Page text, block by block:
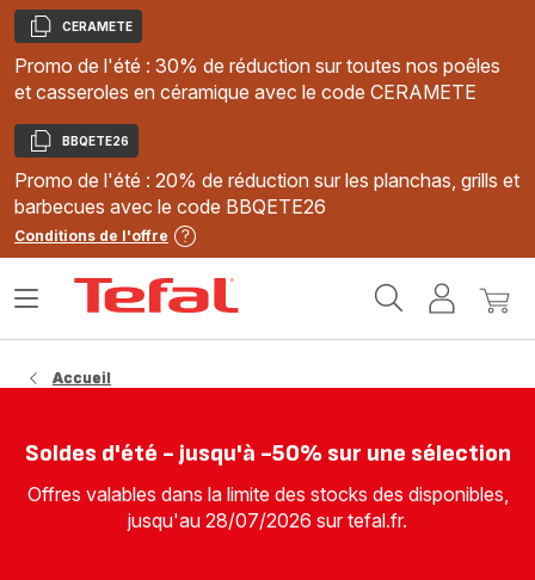
Copier
CERAMETE
Promo de l'été : 30% de réduction sur toutes nos poêles
et casseroles en céramique avec le code CERAMETE
Copier
BBQETE26
Promo de l'été : 20% de réduction sur les planchas, grills et
barbecues avec le code BBQETE26
Conditions de l'offre
MonMon
Ouvrir
Accueil
Soldes d'été - jusqu'à -50% sur une sélection
Offres valables dans la limite des stocks des disponibles,
jusqu'au 28/07/2026 sur tefal.fr.